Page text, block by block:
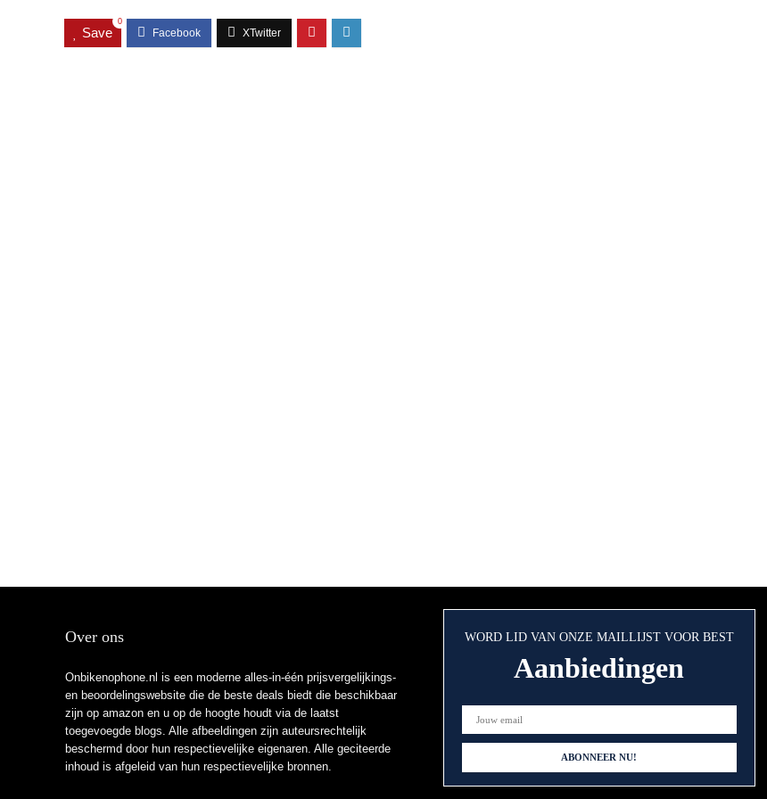
Save
0
Over ons
Onbikenophone.nl is een moderne alles-in-één prijsvergelijkings-
en beoordelingswebsite die de beste deals biedt die beschikbaar
zijn op amazon en u op de hoogte houdt via de laatst
toegevoegde blogs. Alle afbeeldingen zijn auteursrechtelijk
beschermd door hun respectievelijke eigenaren. Alle geciteerde
inhoud is afgeleid van hun respectievelijke bronnen.
WORD LID VAN ONZE MAILLIJST VOOR BEST
Aanbiedingen